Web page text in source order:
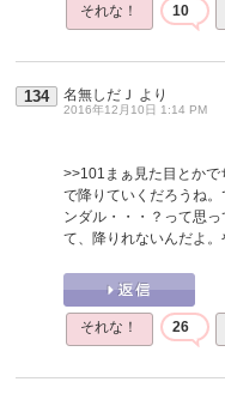
それな！ 10
134 名無しだＪ より
2016年12月10日 1:14 PM
>>101 まぁ見た目とか
で降りていくだろうね
ンダル・・・？って思
て、降りれないんだよ。
それな！ 26